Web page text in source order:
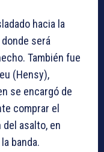
hacia la
será
También fue
(Hensy),
se encargó de
comprar el
asalto, en
banda.